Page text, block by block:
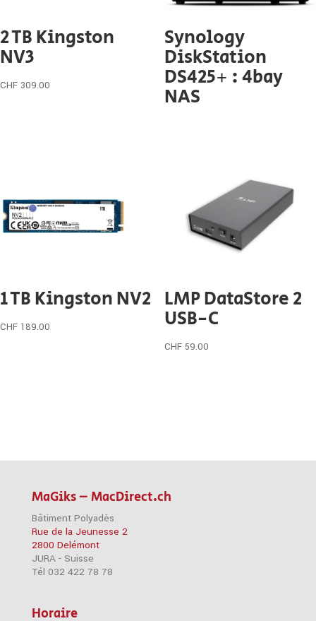
2 TB Kingston
NV3
CHF 309.00
Synology
DiskStation
DS425+ : 4bay
NAS
1 TB Kingston NV2
CHF 189.00
LMP DataStore 2
USB-C
CHF 59.00
MaGiks – MacDirect.ch
Bâtiment Polyadès
Rue de la Jeunesse 2
2800 Delémont
JURA - Suisse
Tél 032 422 78 78
Horaire